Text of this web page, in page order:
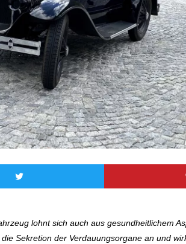
lohnt sich auch aus gesundheitlichem
Sekretion der Verdauungsorgane an und